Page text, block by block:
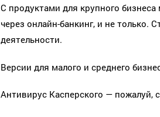
С продуктами для крупного
через онлайн-банкинг, и не
деятельности.
Версии для малого и среднего
Антивирус Касперского — пожалуй,